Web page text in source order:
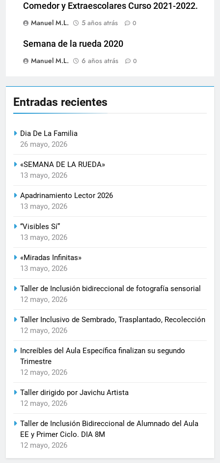
Comedor y Extraescolares Curso 2021-2022.
Manuel M.L.
5 años atrás 0
Semana de la rueda 2020
Manuel M.L.
6 años atrás 0
Entradas recientes
Dia De La Familia
26 mayo, 2026
«SEMANA DE LA RUEDA»
13 mayo, 2026
Apadrinamiento Lector 2026
13 mayo, 2026
“Visibles Sí”
13 mayo, 2026
«Miradas Infinitas»
13 mayo, 2026
Taller de Inclusión bidireccional de fotografía sensorial
12 mayo, 2026
Taller Inclusivo de Sembrado, Trasplantado, Recolección
12 mayo, 2026
Increíbles del Aula Específica finalizan su segundo
Trimestre
12 mayo, 2026
Taller dirigido por Javichu Artista
12 mayo, 2026
Taller de Inclusión Bidireccional de Alumnado del Aula
EE y Primer Ciclo. DIA 8M
12 mayo, 2026